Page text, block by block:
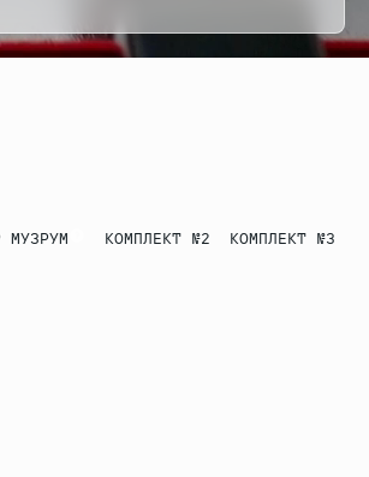
метроном, Bluetooth, MIDI
МУЗРУМ КОМПЛЕКТ №2 КОМПЛЕКТ №3